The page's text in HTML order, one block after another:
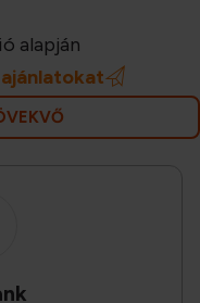
alapján
ajánlatokat